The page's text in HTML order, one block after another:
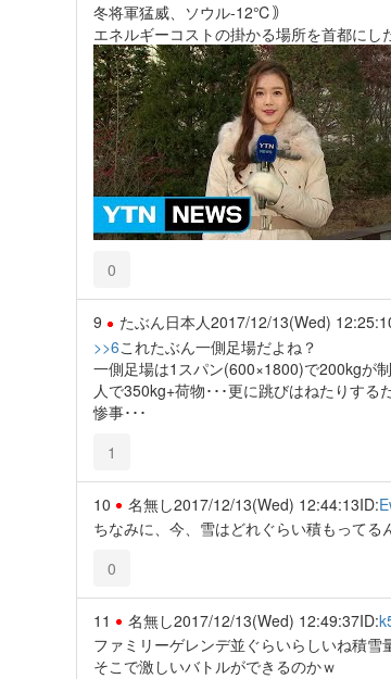
冬将軍猛威、ソウル-12℃｠
エネルギーコストの掛かる場所を首都にし
0
9 たぶん日本人2017/12/13(Wed)
>>6これたぶん一側足場だよね？
一側足場は1スパン(600×1800)で200kgが
人で350kg+荷物･･･更に跳びはねたりす
惨事･･･
1
10 名無し2017/12/13(Wed) 12:44:13ID:
ちなみに、今、雪はどれぐらい積もってる
0
11 名無し2017/12/13(Wed) 12:49:37ID:
ファミリーゲレンデ並ぐらいらしいね積雪
そこで激しいバトルができるのかｗ